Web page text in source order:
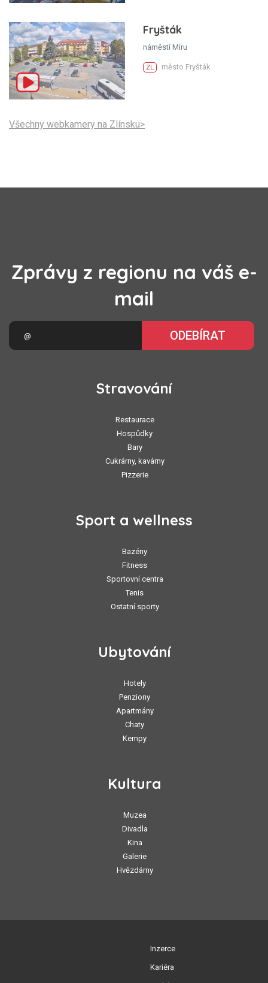
Fryšták
náměstí Míru
ZL město Fryšták
Všechny webkamery na Zlínsku>
Zprávy z regionu na váš e-
mail
ODEBÍRAT
Stravování
Restaurace
Hospůdky
Bary
Cukrárny, kavárny
Pizzerie
Sport a wellness
Bazény
Fitness
Sportovní centra
Tenis
Ostatní sporty
Ubytování
Hotely
Penziony
Apartmány
Chaty
Kempy
Kultura
Muzea
Divadla
Kina
Galerie
Hvězdárny
Inzerce
Kariéra